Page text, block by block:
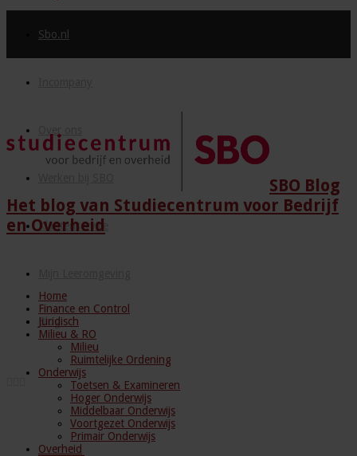
Sbo.nl
Klantenservice
Blog
SBO Blog
Het blog van Studiecentrum voor Bedrijf
en Overheid
Home
Finance en Control
Juridisch
Milieu & RO
Milieu
Ruimtelijke Ordening
Onderwijs
Toetsen & Examineren
Hoger Onderwijs
Middelbaar Onderwijs
Voortgezet Onderwijs
Primair Onderwijs
Overheid